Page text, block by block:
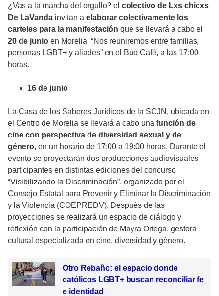
¿Vas a la marcha del orgullo? el colectivo de Lxs chicxs
De LaVanda invitan a elaborar colectivamente los
carteles para la manifestación que se llevará a cabo el
20 de junio en Morelia. “Nos reuniremos entre familias,
personas LGBT+ y aliades” en el Búo Café, a las 17:00
horas.
16 de junio
La Casa de los Saberes Jurídicos de la SCJN, ubicada en
el Centro de Morelia se llevará a cabo una función de
cine con perspectiva de diversidad sexual y de
género, en un horario de 17:00 a 19:00 horas. Durante el
evento se proyectarán dos producciones audiovisuales
participantes en distintas ediciones del concurso
“Visibilizando la Discriminación”, organizado por el
Consejo Estatal para Prevenir y Eliminar la Discriminación
y la Violencia (COEPREDV). Después de las
proyecciones se realizará un espacio de diálogo y
reflexión con la participación de Mayra Ortega, gestora
cultural especializada en cine, diversidad y género.
Otro Rebaño: el espacio donde
católicos LGBT+ buscan reconciliar fe
e identidad